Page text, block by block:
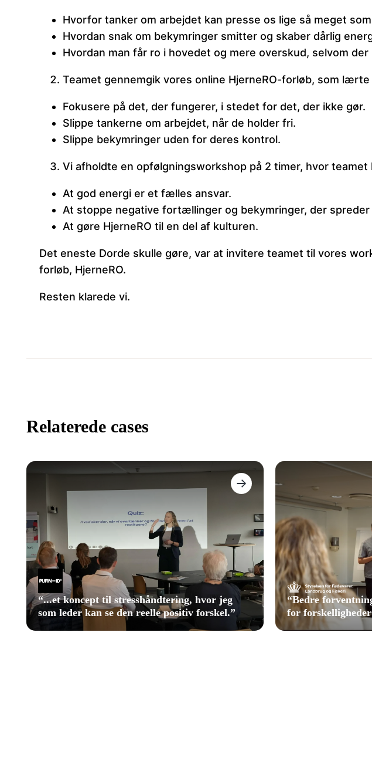
Hvorfor tanker om arbejdet kan presse os lige så meget
Hvordan snak om bekymringer smitter og skaber dårlig
Hvordan man får ro i hovedet og mere overskud, selvom
Teamet gennemgik vores online HjerneRO-forløb, som lærte
Fokusere på det, der fungerer, i stedet for det, der ikke gør.
Slippe tankerne om arbejdet, når de holder fri.
Slippe bekymringer uden for deres kontrol.
Vi afholdte en opfølgningsworkshop på 2 timer, hvor
At god energi er et fælles ansvar.
At stoppe negative fortællinger og bekymringer, der spreder
At gøre HjerneRO til en del af kulturen.
Det eneste Dorde skulle gøre, var at invitere teamet til vores
forløb, HjerneRO.
Resten klarede vi.
Relaterede cases
“...et koncept til stresshåndtering, hvor jeg
som leder kan se den reelle positiv forskel.”
“Bedre
for forskelligheder